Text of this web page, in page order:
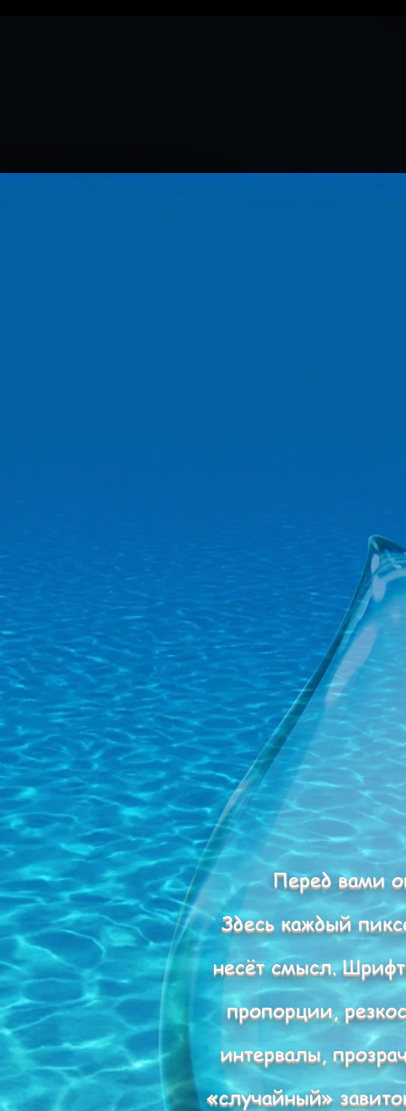
Перед вами
Здесь каждый
несёт смысл.
пропорции,
интервалы,
«случайный»